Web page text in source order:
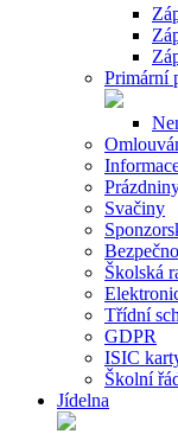
Primární
Svačiny
Školská
Třídní
GDPR
ISIC
Školní
Jídelna